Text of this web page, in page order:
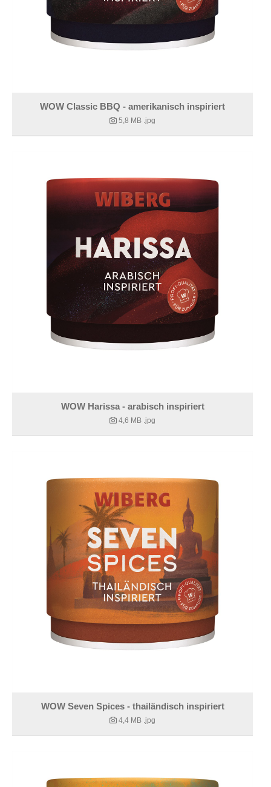
WOW Classic BBQ - amerikanisch inspiriert
5,8 MB .jpg
WOW Harissa - arabisch inspiriert
4,6 MB .jpg
WOW Seven Spices - thailändisch inspiriert
4,4 MB .jpg